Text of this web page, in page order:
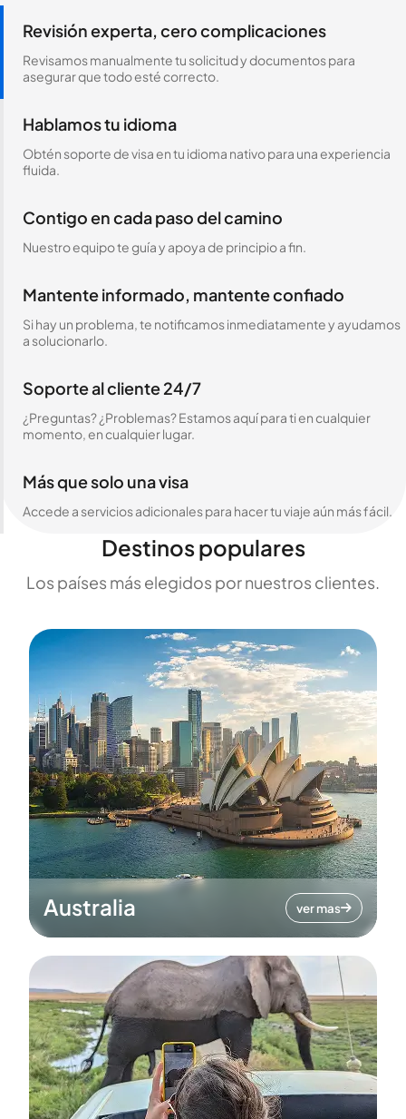
Revisión experta, cero complicaciones
Revisamos manualmente tu solicitud y documentos para
asegurar que todo esté correcto.
Hablamos tu idioma
Obtén soporte de visa en tu idioma nativo para una experiencia
fluida.
Contigo en cada paso del camino
Nuestro equipo te guía y apoya de principio a fin.
Mantente informado, mantente confiado
Si hay un problema, te notificamos inmediatamente y ayudamos
a solucionarlo.
Soporte al cliente 24/7
¿Preguntas? ¿Problemas? Estamos aquí para ti en cualquier
momento, en cualquier lugar.
Más que solo una visa
Accede a servicios adicionales para hacer tu viaje aún más fácil.
Destinos populares
Los países más elegidos por nuestros clientes.
Australia ver mas